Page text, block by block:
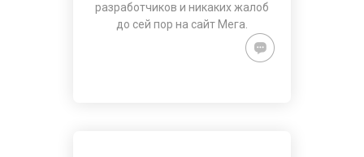
разработчиков и никаких жалоб
до сей пор на сайт Мега